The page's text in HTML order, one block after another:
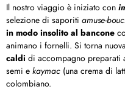
Il nostro viaggio è iniziato con
selezione di saporiti amuse-
in modo insolito al bancone
animano i fornelli. Si torna
caldi di accompagno preparati
semi e kaymac (una crema di
colombiano.